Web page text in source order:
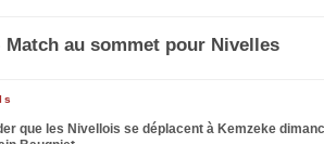
Match au sommet pour Nivelles
que les Nivellois se déplacent à Kemzeke